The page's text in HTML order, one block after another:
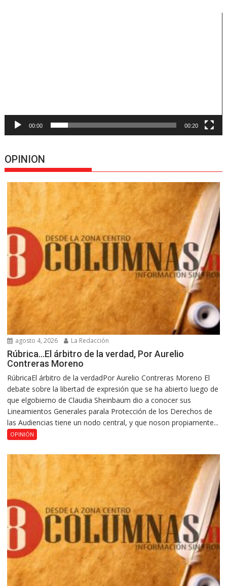
00:00 00:20
OPINION
agosto 4, 2026 La Redacción
Rúbrica…El árbitro de la verdad, Por Aurelio
Contreras Moreno
RúbricaEl árbitro de la verdadPor Aurelio Contreras Moreno El
debate sobre la libertad de expresión que se ha abierto luego de
que elgobierno de Claudia Sheinbaum dio a conocer sus
Lineamientos Generales parala Protección de los Derechos de
las Audiencias tiene un nodo central, y que noson propiamente...
OPINIÓN